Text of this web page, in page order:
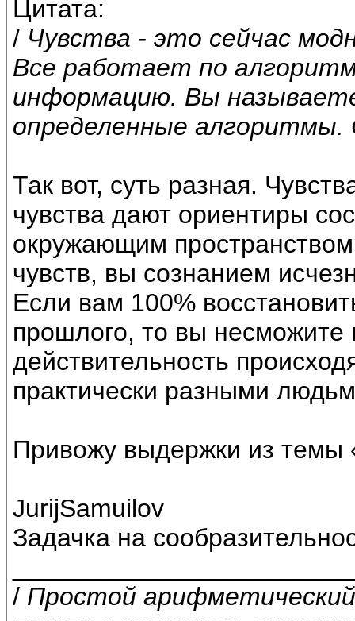
Цитата:
/ Чувства - это сейчас
Все работает по
информацию. Вы
определенные
Так вот, суть разная.
чувства дают ориентиры
окружающим
чувств, вы сознанием
Если вам 100%
прошлого, то вы несможите
действительность
практически разными
Привожу выдержки из темы
JurijSamuilov
Задачка на
/ Простой